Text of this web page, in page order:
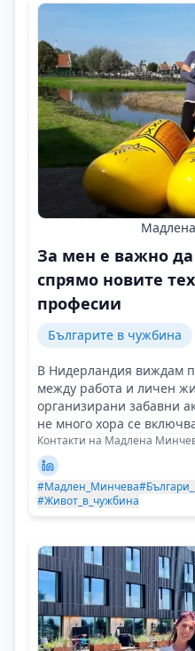
За мен е важно
спрямо новите
професии
Българите в чужбина
В Нидерландия виждам
между работа и личен
организирани забавни
не много хора се
Контакти на Мадлена
#Мадлен_Минчева
#Живот_в_чужбина